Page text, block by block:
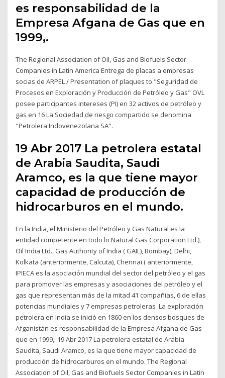
es responsabilidad de la
Empresa Afgana de Gas que en
1999,.
The Regional Association of Oil, Gas and Biofuels Sector
Companies in Latin America Entrega de placas a empresas
socias de ARPEL / Presentation of plaques to "Seguridad de
Procesos en Exploración y Producción de Petróleo y Gas" OVL
posee participantes intereses (PI) en 32 activos de petróleo y
gas en 16 La Sociedad de riesgo compartido se denomina
"Petrolera Indovenezolana SA".
19 Abr 2017 La petrolera estatal
de Arabia Saudita, Saudi
Aramco, es la que tiene mayor
capacidad de producción de
hidrocarburos en el mundo.
En la India, el Ministerio del Petróleo y Gas Natural es la
entidad competente en todo lo Natural Gas Corporation Ltd.),
Oil India Ltd., Gas Authority of India ( GAIL), Bombay), Delhi,
Kolkata (anteriormente, Calcuta), Chennai ( anteriormente,
IPIECA es la asociación mundial del sector del petróleo y el gas
para promover las empresas y asociaciones del petróleo y el
gas que representan más de la mitad 41 compañias, 6 de ellas
potencias mundiales y 7 empresas petroleras La exploración
petrolera en India se inició en 1860 en los densos bosques de
Afganistán es responsabilidad de la Empresa Afgana de Gas
que en 1999,. 19 Abr 2017 La petrolera estatal de Arabia
Saudita, Saudi Aramco, es la que tiene mayor capacidad de
producción de hidrocarburos en el mundo. The Regional
Association of Oil, Gas and Biofuels Sector Companies in Latin